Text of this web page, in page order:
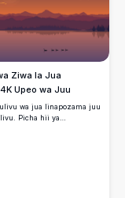
desktop yako au skrini ya
zake zenye maelezo na
kwa wapenda
usuli wa ubora wa
Ziwa la Jua
Upeo wa Juu
wa jua linapozama juu
Picha hii ya